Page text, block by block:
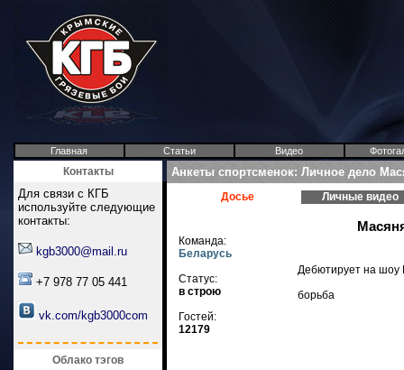
Главная Статьи Видео
Контакты
Для связи с КГБ
используйте следующие
контакты:
kgb3000@mail.ru
+7 978 77 05 441
vk.com/kgb3000com
Облако тэгов
Анкеты спортсменок: Личное дело
Досье Личные видео
Команда:
Беларусь
Статус:
в строю
Гостей:
12179
Дебютирует на шоу
борьба